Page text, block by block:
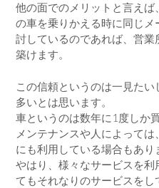
他の面でのメリットと言え
の車を乗りかえる時に同じ
討しているのであれば、営
築けます。
この信頼というのは一見た
多いとは思います。
車というのは数年に1度しか
メンテナンスや人によって
にも利用している場合もあり
やはり、様々なサービスを
てもそれなりのサービスをし